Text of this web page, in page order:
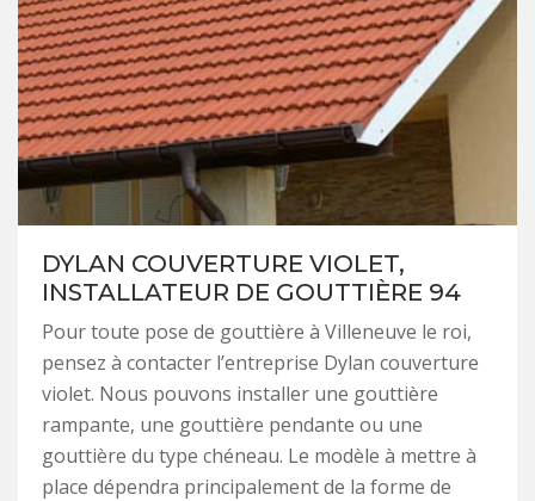
DYLAN COUVERTURE VIOLET,
INSTALLATEUR DE GOUTTIÈRE 94
Pour toute pose de gouttière à Villeneuve le roi,
pensez à contacter l’entreprise Dylan couverture
violet. Nous pouvons installer une gouttière
rampante, une gouttière pendante ou une
gouttière du type chéneau. Le modèle à mettre à
place dépendra principalement de la forme de